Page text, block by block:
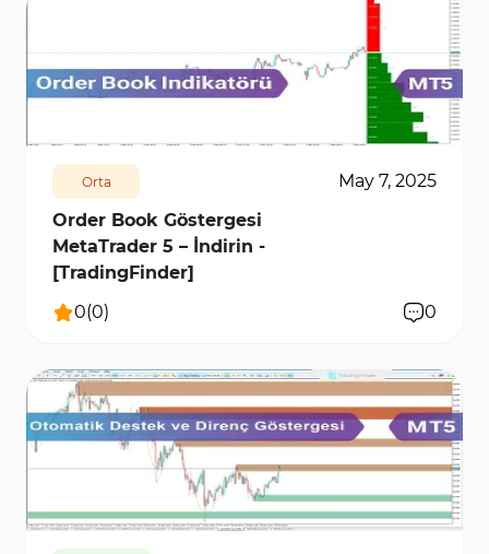
1890 7306 0
Orta
May 7, 2025
Order Book Göstergesi
MetaTrader 5 – İndirin -
[TradingFinder]
0(0) 0